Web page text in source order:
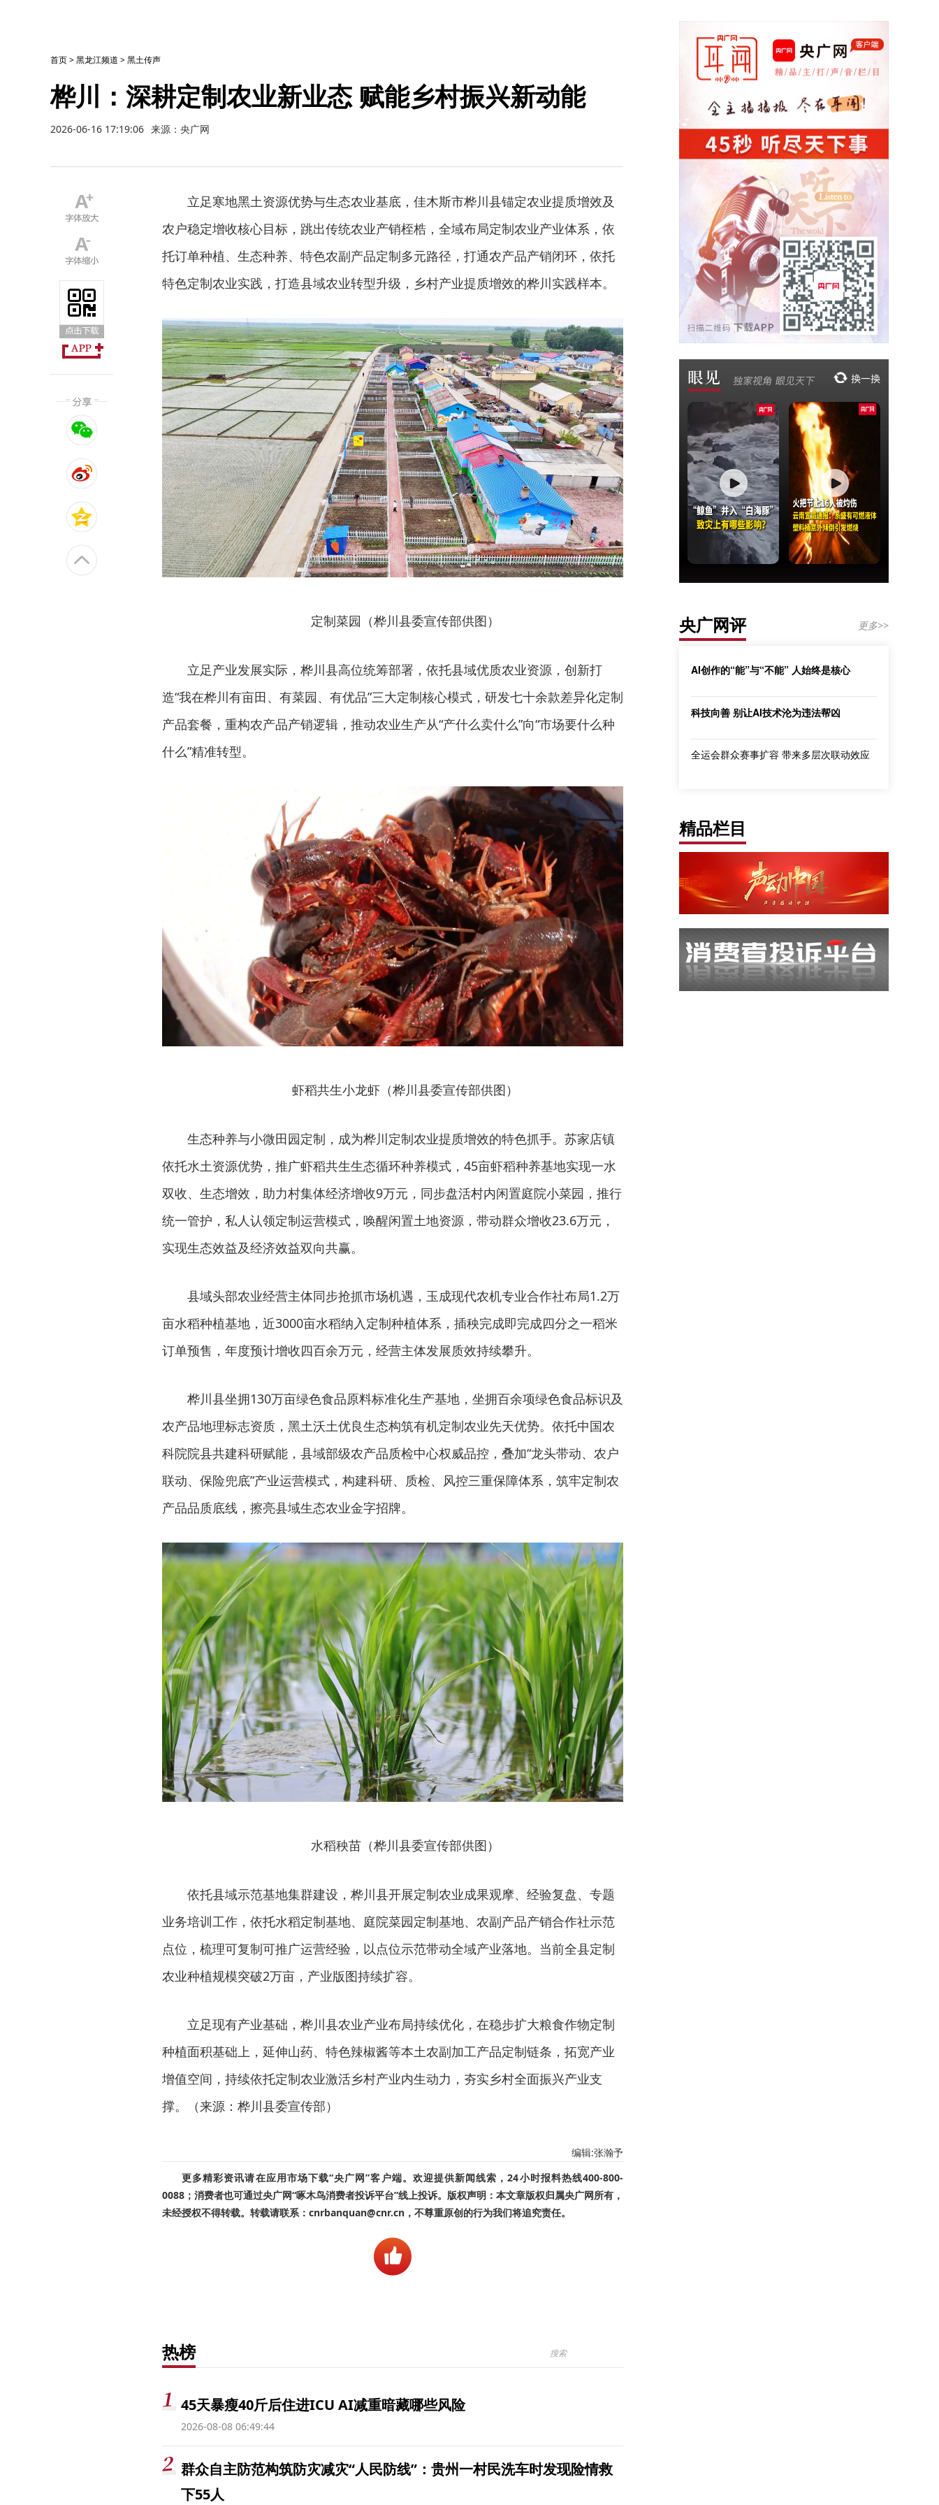
首页>黑龙江频道 >黑土传声
桦川：深耕定制农业新业态 赋能乡村振兴新动能
2026-06-16 17:19:06 来源：央广网
立足寒地黑土资源优势与生态农业基底，佳木斯市桦川县锚定农业提质增效及
农户稳定增收核心目标，跳出传统农业产销桎梏，全域布局定制农业产业体系，依
托订单种植、生态种养、特色农副产品定制多元路径，打通农产品产销闭环，依托
特色定制农业实践，打造县域农业转型升级，乡村产业提质增效的桦川实践样本。
定制菜园（桦川县委宣传部供图）
立足产业发展实际，桦川县高位统筹部署，依托县域优质农业资源，创新打
造“我在桦川有亩田、有菜园、有优品”三大定制核心模式，研发七十余款差异化定制
产品套餐，重构农产品产销逻辑，推动农业生产从“产什么卖什么”向“市场要什么种
什么”精准转型。
虾稻共生小龙虾（桦川县委宣传部供图）
生态种养与小微田园定制，成为桦川定制农业提质增效的特色抓手。苏家店镇
依托水土资源优势，推广虾稻共生生态循环种养模式，45亩虾稻种养基地实现一水
双收、生态增效，助力村集体经济增收9万元，同步盘活村内闲置庭院小菜园，推行
统一管护，私人认领定制运营模式，唤醒闲置土地资源，带动群众增收23.6万元，
实现生态效益及经济效益双向共赢。
县域头部农业经营主体同步抢抓市场机遇，玉成现代农机专业合作社布局1.2万
亩水稻种植基地，近3000亩水稻纳入定制种植体系，插秧完成即完成四分之一稻米
订单预售，年度预计增收四百余万元，经营主体发展质效持续攀升。
桦川县坐拥130万亩绿色食品原料标准化生产基地，坐拥百余项绿色食品标识及
农产品地理标志资质，黑土沃土优良生态构筑有机定制农业先天优势。依托中国农
科院院县共建科研赋能，县域部级农产品质检中心权威品控，叠加“龙头带动、农户
联动、保险兜底”产业运营模式，构建科研、质检、风控三重保障体系，筑牢定制农
产品品质底线，擦亮县域生态农业金字招牌。
水稻秧苗（桦川县委宣传部供图）
依托县域示范基地集群建设，桦川县开展定制农业成果观摩、经验复盘、专题
业务培训工作，依托水稻定制基地、庭院菜园定制基地、农副产品产销合作社示范
点位，梳理可复制可推广运营经验，以点位示范带动全域产业落地。当前全县定制
农业种植规模突破2万亩，产业版图持续扩容。
立足现有产业基础，桦川县农业产业布局持续优化，在稳步扩大粮食作物定制
种植面积基础上，延伸山药、特色辣椒酱等本土农副加工产品定制链条，拓宽产业
增值空间，持续依托定制农业激活乡村产业内生动力，夯实乡村全面振兴产业支
撑。（来源：桦川县委宣传部）
编辑:张瀚予
更多精彩资讯请在应用市场下载“央广网”客户端。欢迎提供新闻线索，24小时报料热线400-800-
0088；消费者也可通过央广网“啄木鸟消费者投诉平台”线上投诉。版权声明：本文章版权归属央广网所有，
未经授权不得转载。转载请联系：cnrbanquan@cnr.cn，不尊重原创的行为我们将追究责任。
热榜
45天暴瘦40斤后住进ICU AI减重暗藏哪些风险
2026-08-08 06:49:44
群众自主防范构筑防灾减灾“人民防线”：贵州一村民洗车时发现险情救
下55人
央广网评 更多>>
AI创作的“能”与“不能” 人始终是核心
科技向善 别让AI技术沦为违法帮凶
全运会群众赛事扩容 带来多层次联动效应
精品栏目